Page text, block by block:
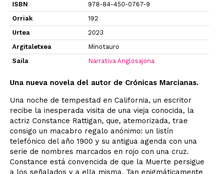
ISBN
978-84-450-0767-9
Orriak
192
Urtea
2023
Argitaletxea
Minotauro
Saila
Narrativa Anglosajona
Una nueva novela del autor de Crónicas Marcianas.
Una noche de tempestad en California, un escritor
recibe la inesperada visita de una vieja conocida, la
actriz Constance Rattigan, que, atemorizada, trae
consigo un macabro regalo anónimo: un listín
telefónico del año 1900 y su antigua agenda con una
serie de nombres marcados en rojo con una cruz.
Constance está convencida de que la Muerte persigue
a los señalados y a ella misma. Tan enigmáticamente